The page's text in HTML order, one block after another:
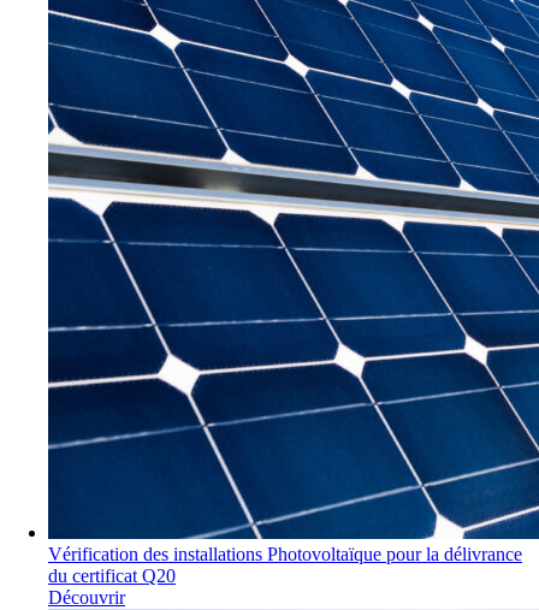
Vérification des installations Photovoltaïque pour la délivrance
du certificat Q20
Découvrir